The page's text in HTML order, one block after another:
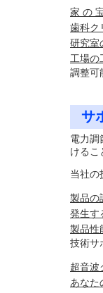
家 の
歯科ク
研究室
工場の
調整可
サ
電力調
けるこ
当社の
製品の
発生す
製品性
技術サ
超音波
あなた